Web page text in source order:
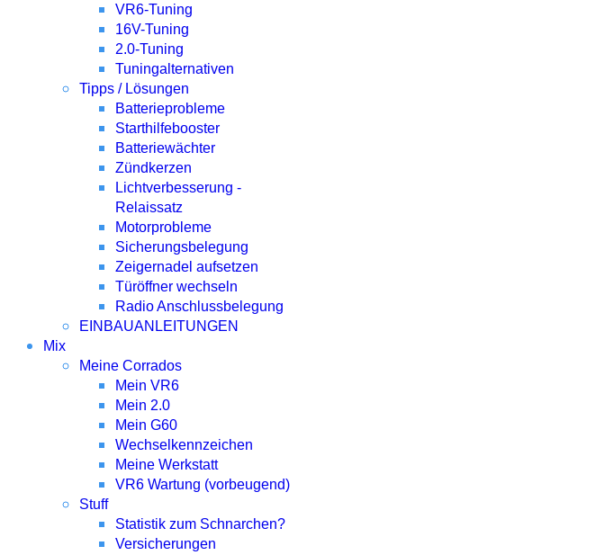
VR6-Tuning
16V-Tuning
2.0-Tuning
Tuningalternativen
Tipps / Lösungen
Batterieprobleme
Starthilfebooster
Batteriewächter
Zündkerzen
Lichtverbesserung -
Relaissatz
Motorprobleme
Sicherungsbelegung
Zeigernadel aufsetzen
Türöffner wechseln
Radio Anschlussbelegung
EINBAUANLEITUNGEN
Mix
Meine Corrados
Mein VR6
Mein 2.0
Mein G60
Wechselkennzeichen
Meine Werkstatt
VR6 Wartung (vorbeugend)
Stuff
Statistik zum Schnarchen?
Versicherungen